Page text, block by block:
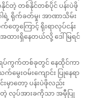
တဲ့ တစ်နိုင်တစ်ပိုင် ပန်းပဲဖို
ရဲ့ ရိုက်ခတ်မှု၊ အာဏာသိမ်း
ကြောင့် ရိုးရာလုပ်ငန်း
ထားရှိနေတယ်လို့ ဒေါ်မြရင်
ရပ်ကွက်တစ်ခုတွင် နေထိုင်ကာ
ေးဝမ်းကျောင်း ပြုနေရာ
မှာတော့ ပန်းပဲဖိုလည်း
လုပ်အားခကိုသာ အမှီပြု